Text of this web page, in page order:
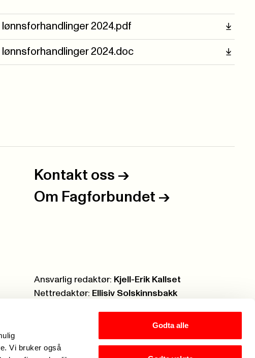
Vi bruker også
Godta alle
2024.pdf
2024.doc
Kontakt oss ->
Om Fagforbundet ->
Ansvarlig redaktør: Kjell-Erik Kallset
Nettredaktør: Ellisiv Solskinnsbakk